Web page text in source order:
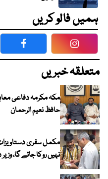
ہمیں فالو کریں
Facebook
متعلقہ خبریں
مکہ مکرمہ دفاعی
حافظ نعیم الرحمان
مکمل سفری
نہیں روکا جائے گا،